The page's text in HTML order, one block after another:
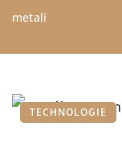
metali
TECHNOLOGIE